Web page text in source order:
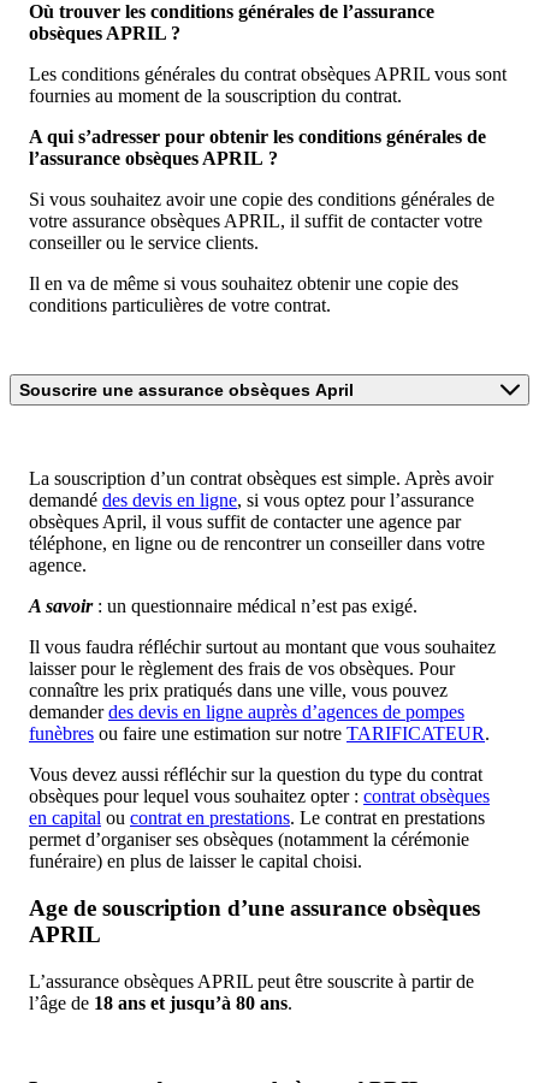
Où trouver les conditions générales de l’assurance
obsèques APRIL ?
Les conditions générales du contrat obsèques APRIL vous sont
fournies au moment de la souscription du contrat.
A qui s’adresser pour obtenir les conditions générales de
l’assurance obsèques APRIL ?
Si vous souhaitez avoir une copie des conditions générales de
votre assurance obsèques APRIL, il suffit de contacter votre
conseiller ou le service clients.
Il en va de même si vous souhaitez obtenir une copie des
conditions particulières de votre contrat.
Souscrire une assurance obsèques April
La souscription d’un contrat obsèques est simple. Après avoir
demandé des devis en ligne, si vous optez pour l’assurance
obsèques April, il vous suffit de contacter une agence par
téléphone, en ligne ou de rencontrer un conseiller dans votre
agence.
A savoir: un questionnaire médical n’est pas exigé.
Il vous faudra réfléchir surtout au montant que vous souhaitez
laisser pour le règlement des frais de vos obsèques. Pour
connaître les prix pratiqués dans une ville, vous pouvez
demanderdes devis en ligne auprès d’agences de pompes
funèbres ou faire une estimation sur notre TARIFICATEUR.
Vous devez aussi réfléchir sur la question du type du contrat
obsèques pour lequel vous souhaitez opter : contrat obsèques
en capital ou contrat en prestations. Le contrat en prestations
permet d’organiser ses obsèques (notamment la cérémonie
funéraire) en plus de laisser le capital choisi.
Age de souscription d’une assurance obsèques
APRIL
L’assurance obsèques APRIL peut être souscrite à partir de
l’âge de 18 ans et jusqu’à 80 ans.